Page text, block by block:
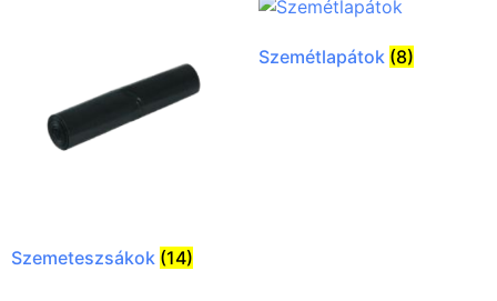
Szemeteszsákok (14)
Szemétlapátok (8)